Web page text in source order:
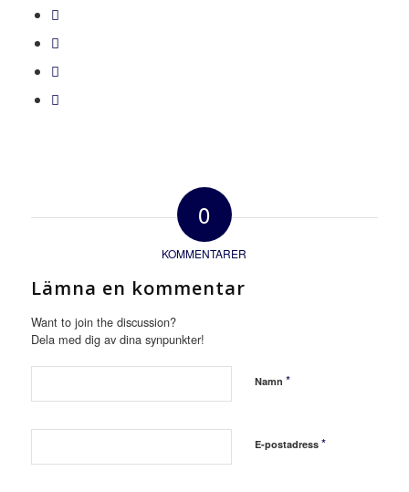
0
KOMMENTARER
Lämna en kommentar
Want to join the discussion?
Dela med dig av dina synpunkter!
Namn *
E-postadress *